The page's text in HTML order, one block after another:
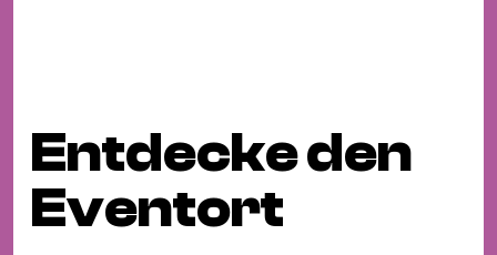
Entdecke den
Eventort